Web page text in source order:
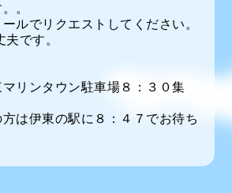
。
ルでリクエストしてください。
です。
リンタウン駐車場８：３０集
は伊東の駅に８：４７でお待ち